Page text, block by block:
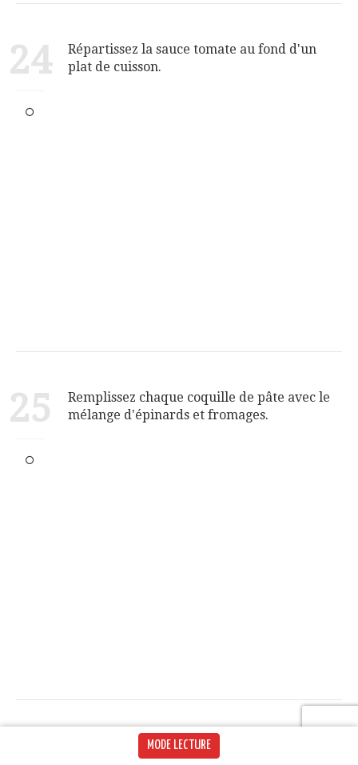
MODE LECTURE
24
Répartissez la sauce tomate au fond d'un
plat de cuisson.
25
Remplissez chaque coquille de pâte avec le
mélange d'épinards et fromages.
Placez les coquilles farcies sur la sauce.